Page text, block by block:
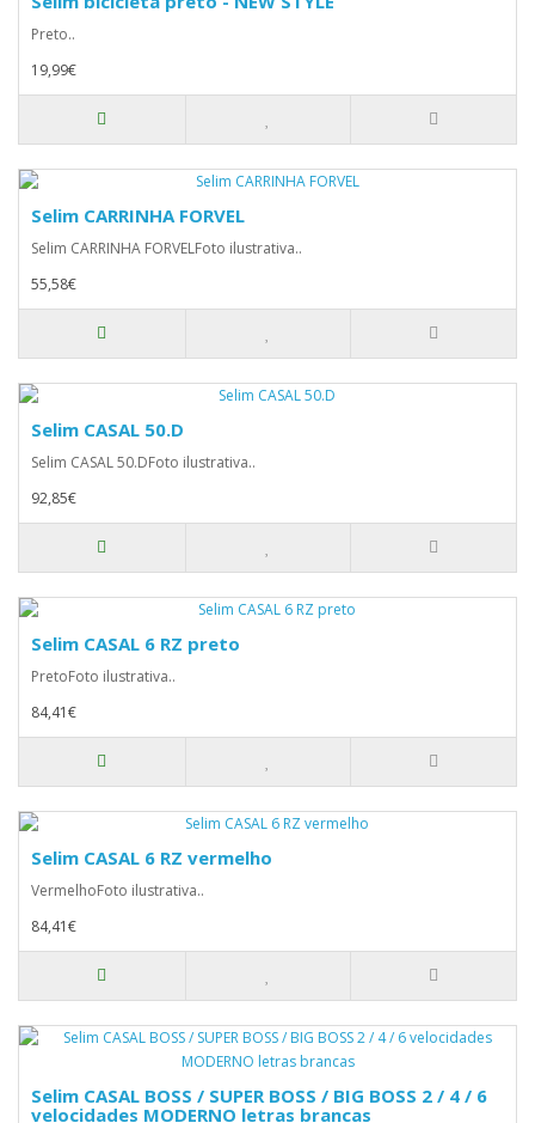
Preto..
19,99€
Selim CARRINHA FORVEL
Selim CARRINHA FORVELFoto ilustrativa..
55,58€
Selim CASAL 50.D
Selim CASAL 50.DFoto ilustrativa..
92,85€
Selim CASAL 6 RZ preto
PretoFoto ilustrativa..
84,41€
Selim CASAL 6 RZ vermelho
VermelhoFoto ilustrativa..
84,41€
Selim CASAL BOSS / SUPER BOSS / BIG BOSS 2 / 4 / 6
velocidades MODERNO letras brancas